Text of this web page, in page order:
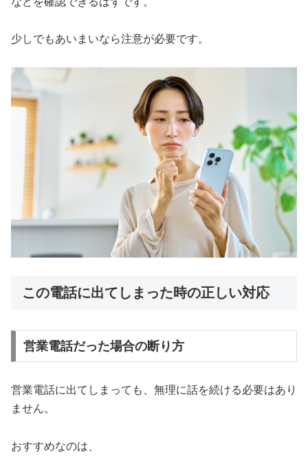
少しでもあいまいなら注意が必要です。
この電話に出てしまった時の正しい対応
営業電話だった場合の断り方
営業電話に出てしまっても、無理に話を続ける必要はあり
ません。
おすすめなのは、